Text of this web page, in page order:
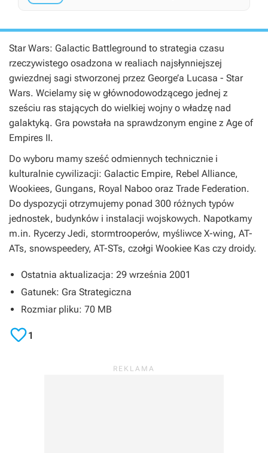
Star Wars: Galactic Battleground to strategia czasu
rzeczywistego osadzona w realiach najsłynniejszej
gwiezdnej sagi stworzonej przez George’a Lucasa - Star
Wars. Wcielamy się w głównodowodzącego jednej z
sześciu ras stających do wielkiej wojny o władzę nad
galaktyką. Gra powstała na sprawdzonym engine z Age of
Empires II.
Do wyboru mamy sześć odmiennych technicznie i
kulturalnie cywilizacji: Galactic Empire, Rebel Alliance,
Wookiees, Gungans, Royal Naboo oraz Trade Federation.
Do dyspozycji otrzymujemy ponad 300 różnych typów
jednostek, budynków i instalacji wojskowych. Napotkamy
m.in. Rycerzy Jedi, stormtrooperów, myśliwce X-wing, AT-
ATs, snowspeedery, AT-STs, czołgi Wookiee Kas czy droidy.
Ostatnia aktualizacja: 29 września 2001
Gatunek: Gra Strategiczna
Rozmiar pliku: 70 MB
1